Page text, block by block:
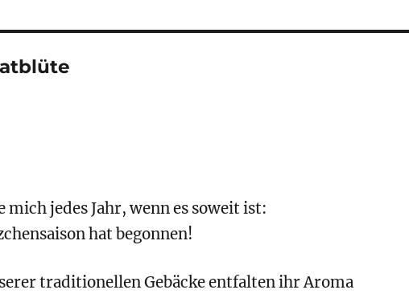
mich jedes Jahr, wenn es soweit ist:
hat begonnen!
traditionellen Gebäcke entfalten ihr Aroma